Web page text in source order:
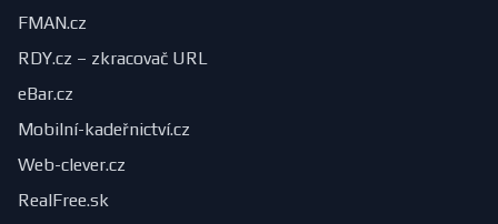
FMAN.cz
RDY.cz – zkracovač URL
eBar.cz
Mobilní-kadeřnictví.cz
Web-clever.cz
RealFree.sk